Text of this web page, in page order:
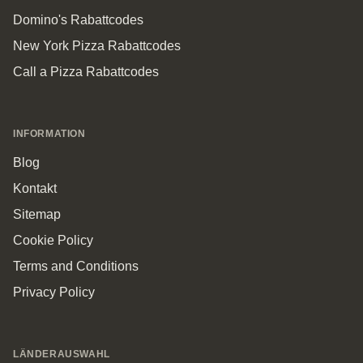
Domino's Rabattcodes
New York Pizza Rabattcodes
Call a Pizza Rabattcodes
INFORMATION
Blog
Kontakt
Sitemap
Cookie Policy
Terms and Conditions
Privacy Policy
LÄNDERAUSWAHL